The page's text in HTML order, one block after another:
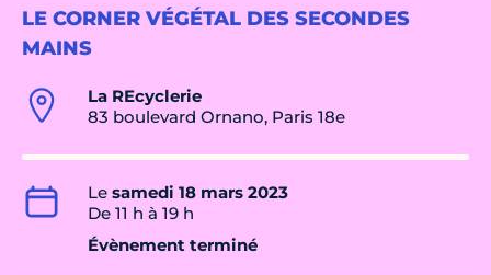
LE CORNER VÉGÉTAL DES SECONDES
MAINS
La REcyclerie
83 boulevard Ornano, Paris 18e
Le samedi 18 mars 2023
De 11 h à 19 h
Évènement terminé